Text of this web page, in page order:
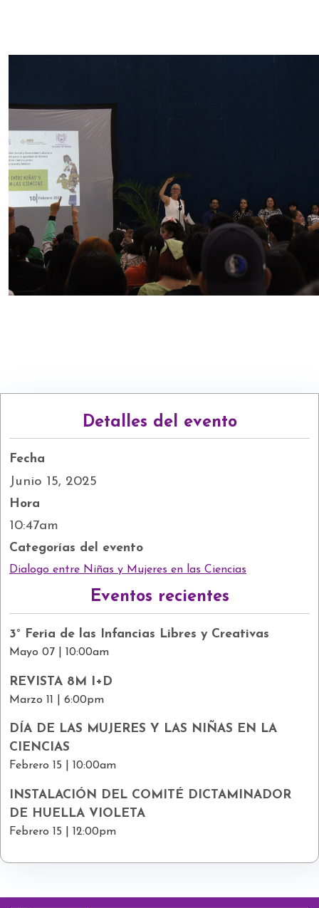
Detalles del evento
Fecha
Junio 15, 2025
Hora
10:47am
Categorías del evento
Dialogo entre Niñas y Mujeres en las Ciencias
Eventos recientes
3° Feria de las Infancias Libres y Creativas
Mayo 07 | 10:00am
REVISTA 8M I+D
Marzo 11 | 6:00pm
DÍA DE LAS MUJERES Y LAS NIÑAS EN LA
CIENCIAS
Febrero 15 | 10:00am
INSTALACIÓN DEL COMITÉ DICTAMINADOR
DE HUELLA VIOLETA
Febrero 15 | 12:00pm